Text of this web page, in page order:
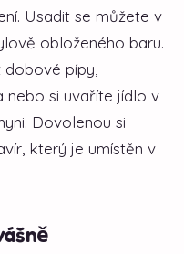
Usadit se můžete v
obloženého baru.
pípy,
nebo si uvaříte jídlo v
Dovolenou si
který je umístěn v